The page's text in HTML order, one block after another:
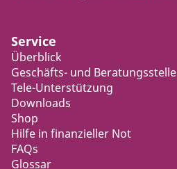
Service
Überblick
Geschäfts- und Beratungsstelle
Tele-Unterstützung
Downloads
Shop
Hilfe in finanzieller Not
FAQs
Glossar